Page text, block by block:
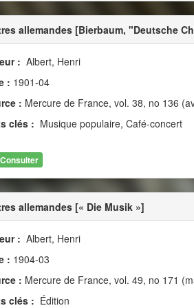
allemandes [Bierbaum, "Deutsche
: Albert, Henri
: 1901-04
: Mercure de France, vol. 38, no 136
clés : Musique populaire, Café-concert
Consulter
allemandes [« Die Musik »]
: Albert, Henri
: 1904-03
: Mercure de France, vol. 49, no 171
clés : Édition